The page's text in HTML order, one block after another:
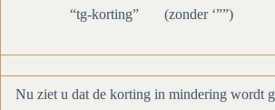
“tg-korting” (zonder ‘””)
Nu ziet u dat de korting in mindering wordt